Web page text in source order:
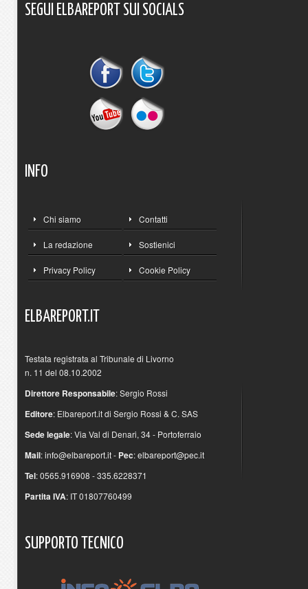
SEGUI ELBAREPORT SUI SOCIALS
INFO
Chi siamo Contatti
La redazione Sostienici
Privacy Policy Cookie Policy
ELBAREPORT.IT
Testata registrata al Tribunale di Livorno
n. 11 del 08.10.2002
Direttore Responsabile: Sergio Rossi
Editore: Elbareport.it di Sergio Rossi & C. SAS
Sede legale: Via Val di Denari, 34 - Portoferraio
Mail:info@elbareport.it- Pec:elbareport@pec.it
Tel: 0565.916908 - 335.6228371
Partita IVA: IT 01807760499
SUPPORTO TECNICO